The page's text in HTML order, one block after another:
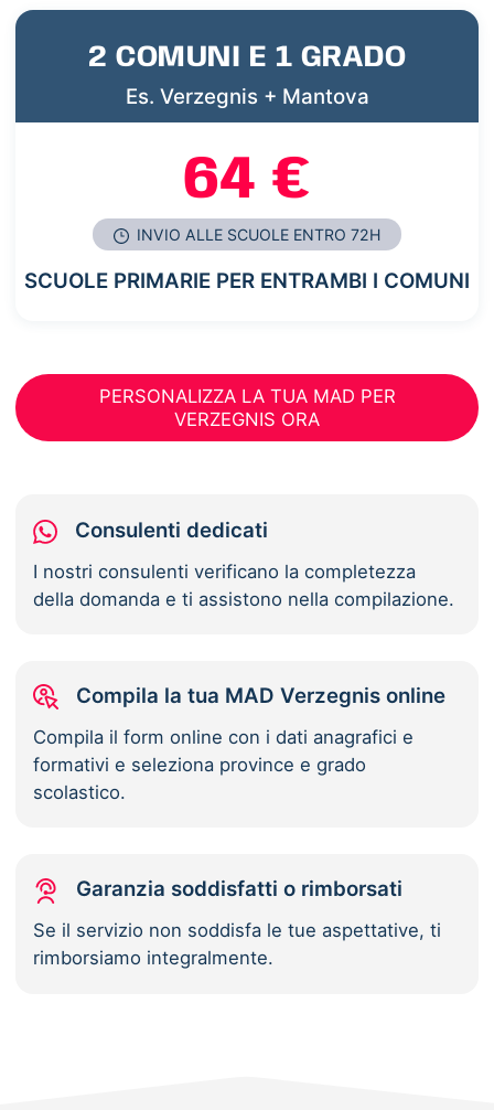
2 COMUNI E 1 GRADO
Es. Verzegnis + Mantova
64 €
INVIO ALLE SCUOLE ENTRO 72H
SCUOLE PRIMARIE PER ENTRAMBI I COMUNI
PERSONALIZZA LA TUA MAD PER
VERZEGNIS ORA
Consulenti dedicati
I nostri consulenti verificano la completezza
della domanda e ti assistono nella compilazione.
Compila la tua MAD Verzegnis online
Compila il form online con i dati anagrafici e
formativi e seleziona province e grado
scolastico.
Garanzia soddisfatti o rimborsati
Se il servizio non soddisfa le tue aspettative, ti
rimborsiamo integralmente.